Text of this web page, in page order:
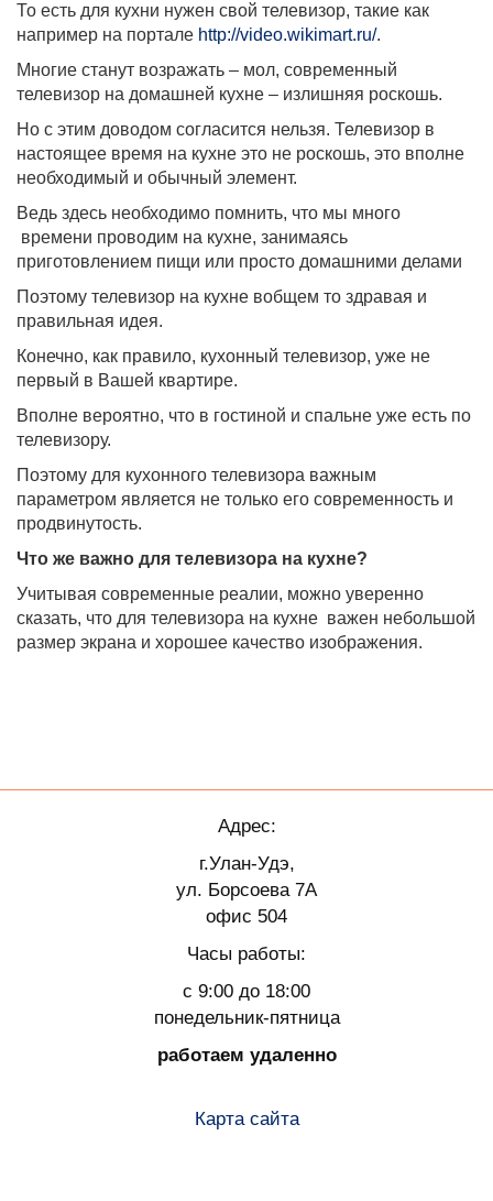
То есть для кухни нужен свой телевизор, такие как
например на портале http://video.wikimart.ru/.
Многие станут возражать – мол, современный
телевизор на домашней кухне – излишняя роскошь.
Но с этим доводом согласится нельзя. Телевизор в
настоящее время на кухне это не роскошь, это вполне
необходимый и обычный элемент.
Ведь здесь необходимо помнить, что мы много
времени проводим на кухне, занимаясь
приготовлением пищи или просто домашними делами
Поэтому телевизор на кухне вобщем то здравая и
правильная идея.
Конечно, как правило, кухонный телевизор, уже не
первый в Вашей квартире.
Вполне вероятно, что в гостиной и спальне уже есть по
телевизору.
Поэтому для кухонного телевизора важным
параметром является не только его современность и
продвинутость.
Что же важно для телевизора на кухне?
Учитывая современные реалии, можно уверенно
сказать, что для телевизора на кухне важен небольшой
размер экрана и хорошее качество изображения.
Адрес:
г.Улан-Удэ,
ул. Борсоева 7А
офис 504
Часы работы:
с 9:00 до 18:00
понедельник-пятница
работаем удаленно
Карта сайта